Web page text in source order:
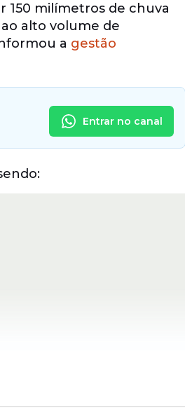
150 milímetros de chuva
ao alto volume de
a gestão
Entrar no canal